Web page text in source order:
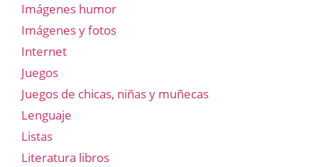
Imágenes humor
Imágenes y fotos
Internet
Juegos
Juegos de chicas, niñas y muñecas
Lenguaje
Listas
Literatura libros